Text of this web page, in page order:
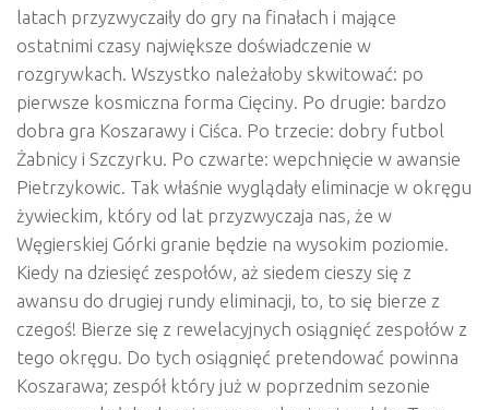
latach przyzwyczaiły do gry na finałach i mające
ostatnimi czasy największe doświadczenie w
rozgrywkach. Wszystko należałoby skwitować: po
pierwsze kosmiczna forma Cięciny. Po drugie: bardzo
dobra gra Koszarawy i Ciśca. Po trzecie: dobry futbol
Żabnicy i Szczyrku. Po czwarte: wepchnięcie w awansie
Pietrzykowic. Tak właśnie wyglądały eliminacje w okręgu
żywieckim, który od lat przyzwyczaja nas, że w
Węgierskiej Górki granie będzie na wysokim poziomie.
Kiedy na dziesięć zespołów, aż siedem cieszy się z
awansu do drugiej rundy eliminacji, to, to się bierze z
czegoś! Bierze się z rewelacyjnych osiągnięć zespołów z
tego okręgu. Do tych osiągnięć pretendować powinna
Koszarawa; zespół który już w poprzednim sezonie